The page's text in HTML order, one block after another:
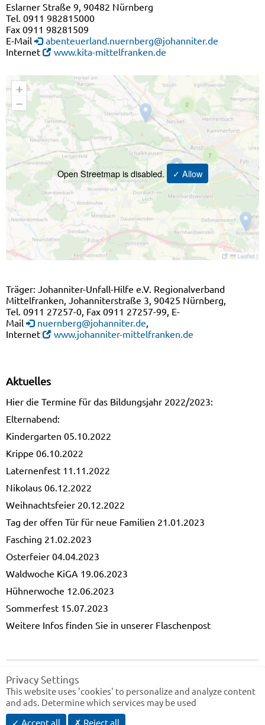
Eslarner Straße 9, 90482 Nürnberg
Tel. 0911 982815000
Fax 0911 98281509
E-Mail
abenteuerland.nuernberg@johanniter.de
Internet
www.kita-mittelfranken.de
Open Streetmap is disabled. ✓ Allow
Träger: Johanniter-Unfall-Hilfe e.V. Regionalverband
Mittelfranken, Johanniterstraße 3, 90425 Nürnberg,
Tel. 0911 27257-0, Fax 0911 27257-99, E-
Mail
nuernberg@johanniter.de,
Internet
www.johanniter-mittelfranken.de
Aktuelles
Hier die Termine für das Bildungsjahr 2022/2023:
Elternabend:
Kindergarten 05.10.2022
Krippe 06.10.2022
Laternenfest 11.11.2022
Nikolaus 06.12.2022
Weihnachtsfeier 20.12.2022
Tag der offen Tür für neue Familien 21.01.2023
Fasching 21.02.2023
Osterfeier 04.04.2023
Waldwoche KiGA 19.06.2023
Hühnerwoche 12.06.2023
Sommerfest 15.07.2023
Weitere Infos finden Sie in unserer Flaschenpost
Privacy Settings
This website uses 'cookies' to personalize and analyze content
and ads. Determine which services may be used
✓ Accept all
✗ Reject all